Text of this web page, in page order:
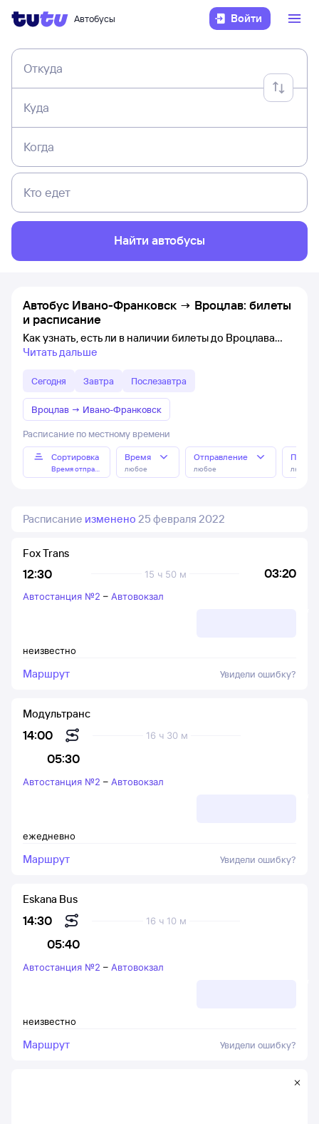
Автобусы Войти
Откуда
Куда
Когда
Кто едет
Найти автобусы
Автобус Ивано-Франковск → Вроцлав: билеты
и расписание
Как узнать, есть ли в наличии билеты до Вроцлава
Читать дальше
Сегодня Завтра Послезавтра
Вроцлав → Ивано-Франковск
Расписание по местному времени
Сортировка
Время отправления
Время
любое
Отправление
любое любое
Расписание изменено 25 февраля 2022
12:30 03:20
15 ч 50 м
Fox Trans
неизвестно
Автостанция №2 – Автовокзал
Маршрут Увидели ошибку?
14:00
05:30
16 ч 30 м
Модультранс
ежедневно
Автостанция №2 – Автовокзал
Маршрут Увидели ошибку?
14:30
05:40
16 ч 10 м
Eskana Bus
неизвестно
Автостанция №2 – Автовокзал
Маршрут Увидели ошибку?